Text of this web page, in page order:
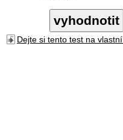
Dejte si tento test na